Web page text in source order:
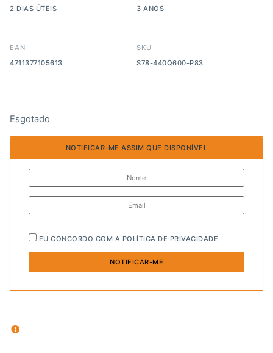
2 DIAS ÚTEIS
3 ANOS
EAN
4711377105613
SKU
S78-440Q600-P83
Esgotado
NOTIFICAR-ME ASSIM QUE DISPONÍVEL
EU CONCORDO COM A POLÍTICA DE PRIVACIDADE